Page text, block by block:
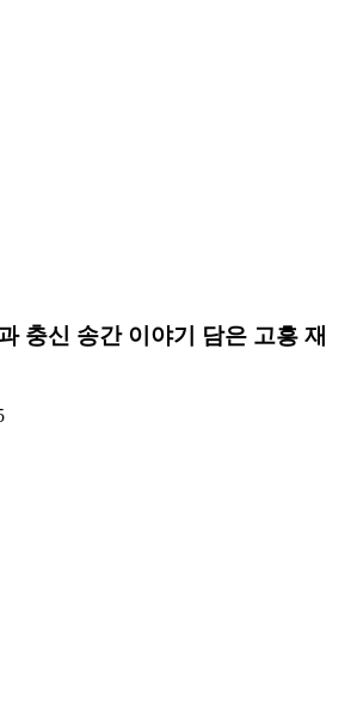
충신 송간 이야기 담은 고흥 재